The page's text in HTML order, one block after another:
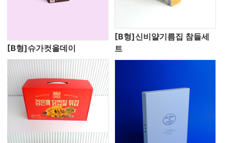
[B형]슈가컷올데이
[B형]신비얄기름집 참들세
트